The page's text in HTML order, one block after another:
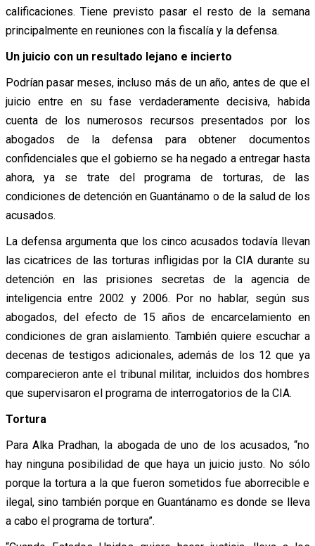
calificaciones. Tiene previsto pasar el resto de la semana
principalmente en reuniones con la fiscalía y la defensa.
Un juicio con un resultado lejano e incierto
Podrían pasar meses, incluso más de un año, antes de que el
juicio entre en su fase verdaderamente decisiva, habida
cuenta de los numerosos recursos presentados por los
abogados de la defensa para obtener documentos
confidenciales que el gobierno se ha negado a entregar hasta
ahora, ya se trate del programa de torturas, de las
condiciones de detención en Guantánamo o de la salud de los
acusados.
La defensa argumenta que los cinco acusados todavía llevan
las cicatrices de las torturas infligidas por la CIA durante su
detención en las prisiones secretas de la agencia de
inteligencia entre 2002 y 2006. Por no hablar, según sus
abogados, del efecto de 15 años de encarcelamiento en
condiciones de gran aislamiento. También quiere escuchar a
decenas de testigos adicionales, además de los 12 que ya
comparecieron ante el tribunal militar, incluidos dos hombres
que supervisaron el programa de interrogatorios de la CIA.
Tortura
Para Alka Pradhan, la abogada de uno de los acusados, “no
hay ninguna posibilidad de que haya un juicio justo. No sólo
porque la tortura a la que fueron sometidos fue aborrecible e
ilegal, sino también porque en Guantánamo es donde se lleva
a cabo el programa de tortura”.